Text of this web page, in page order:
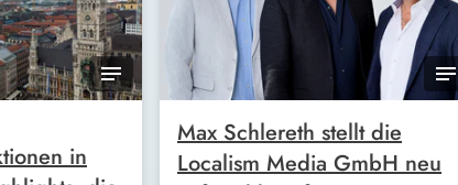
in
Max Schlereth stellt die
Localism Media GmbH neu